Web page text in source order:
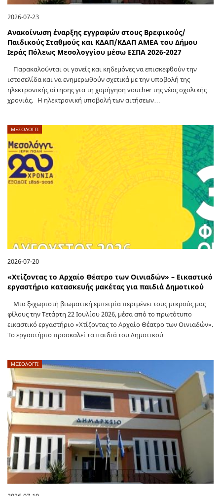
2026-07-23
Ανακοίνωση έναρξης εγγραφών στους Βρεφικούς/
Παιδικούς Σταθμούς και ΚΔΑΠ/ΚΔΑΠ ΑΜΕΑ του Δήμου
Ιεράς Πόλεως Μεσολογγίου μέσω ΕΣΠΑ 2026-2027
Παρακαλούνται οι γονείς και κηδεμόνες να επισκεφθούν την
ιστοσελίδα και να ενημερωθούν σχετικά με την υποβολή της
ηλεκτρονικής αίτησης για τη χορήγηση voucher της νέας σχολικής
χρονιάς. Η ηλεκτρονική υποβολή των αιτήσεων…
ΜΕΣΟΛΟΓΓΙ
2026-07-20
«Χτίζοντας το Αρχαίο Θέατρο των Οινιαδών» – Εικαστικό
εργαστήριο κατασκευής μακέτας για παιδιά Δημοτικού
Μια ξεχωριστή βιωματική εμπειρία περιμένει τους μικρούς μας
φίλους την Τετάρτη 22 Ιουλίου 2026, μέσα από το πρωτότυπο
εικαστικό εργαστήριο «Χτίζοντας το Αρχαίο Θέατρο των Οινιαδών».
Το εργαστήριο προσκαλεί τα παιδιά του Δημοτικού…
ΜΕΣΟΛΟΓΓΙ